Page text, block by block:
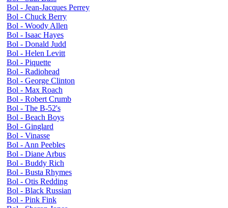
Bol - Jean-Jacques Perrey
Bol - Chuck Berry
Bol - Woody Allen
Bol - Isaac Hayes
Bol - Donald Judd
Bol - Helen Levitt
Bol - Piquette
Bol - Radiohead
Bol - George Clinton
Bol - Max Roach
Bol - Robert Crumb
Bol - The B-52's
Bol - Beach Boys
Bol - Ginglard
Bol - Vinasse
Bol - Ann Peebles
Bol - Diane Arbus
Bol - Buddy Rich
Bol - Busta Rhymes
Bol - Otis Redding
Bol - Black Russian
Bol - Pink Fink